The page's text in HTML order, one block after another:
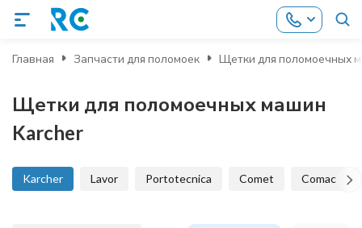
Главная Запчасти для поломоек Щетки для поломоечных
Щетки для поломоечных машин
Karcher
Karcher Lavor Portotecnica Comet Comac